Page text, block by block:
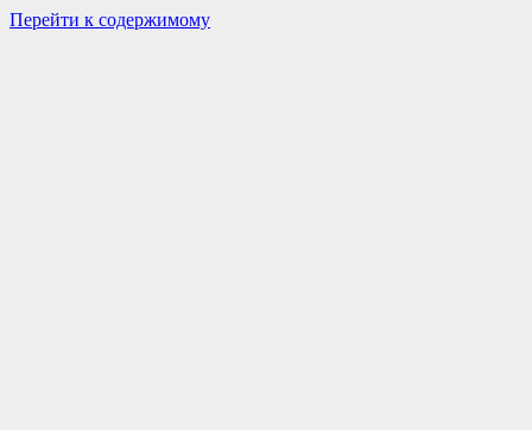
Перейти к содержимому